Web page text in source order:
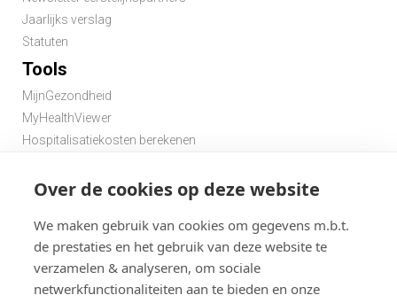
Over de cookies op deze website
We maken gebruik van cookies om gegevens m.b.t.
de prestaties en het gebruik van deze website te
verzamelen & analyseren, om sociale
netwerkfunctionaliteiten aan te bieden en onze
Jaarlijks verslag
Statuten
Tools
MijnGezondheid
MyHealthViewer
Hospitalisatiekosten berekenen
Zoek een apotheek in de buurt